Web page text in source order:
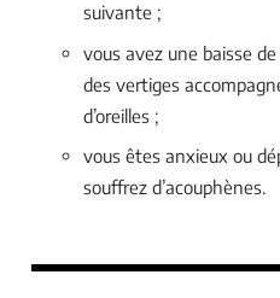
suivante ;
vous avez une baisse
des vertiges
d’oreilles ;
vous êtes anxieux ou
souffrez d’acouphènes.